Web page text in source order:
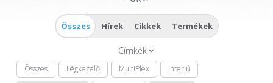
Összes Hírek Cikkek Termékek
Címkék
Összes Légkezelő MultiPlex
Interjú